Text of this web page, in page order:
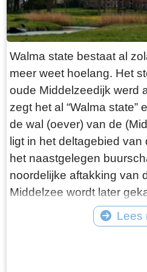
Nieuwe kerke was
Johan van Eisinga aet 18
heer Grietman Vegelin
kerk heeft zes
gemaakt door Ype Staak,
glazenier uit Sneek. Dat
staat bewaard zijn
iets over de moeilijke
Goingarijp in de 18e
staat de markante
Salvatorklok die in 1527
Gerhardus van Wou uit
bekendste klokkengieters
Walma state bestaat al
meer weet hoelang. Het
oude Middelzeedijk werd
zegt het al “Walma state”
de wal (oever) van de
ligt in het deltagebied
het naastgelegen
noordelijke aftakking van
Middelzee wordt later
Folsgaasteropvaart. Een
komt, is de oude opvaart
Lees